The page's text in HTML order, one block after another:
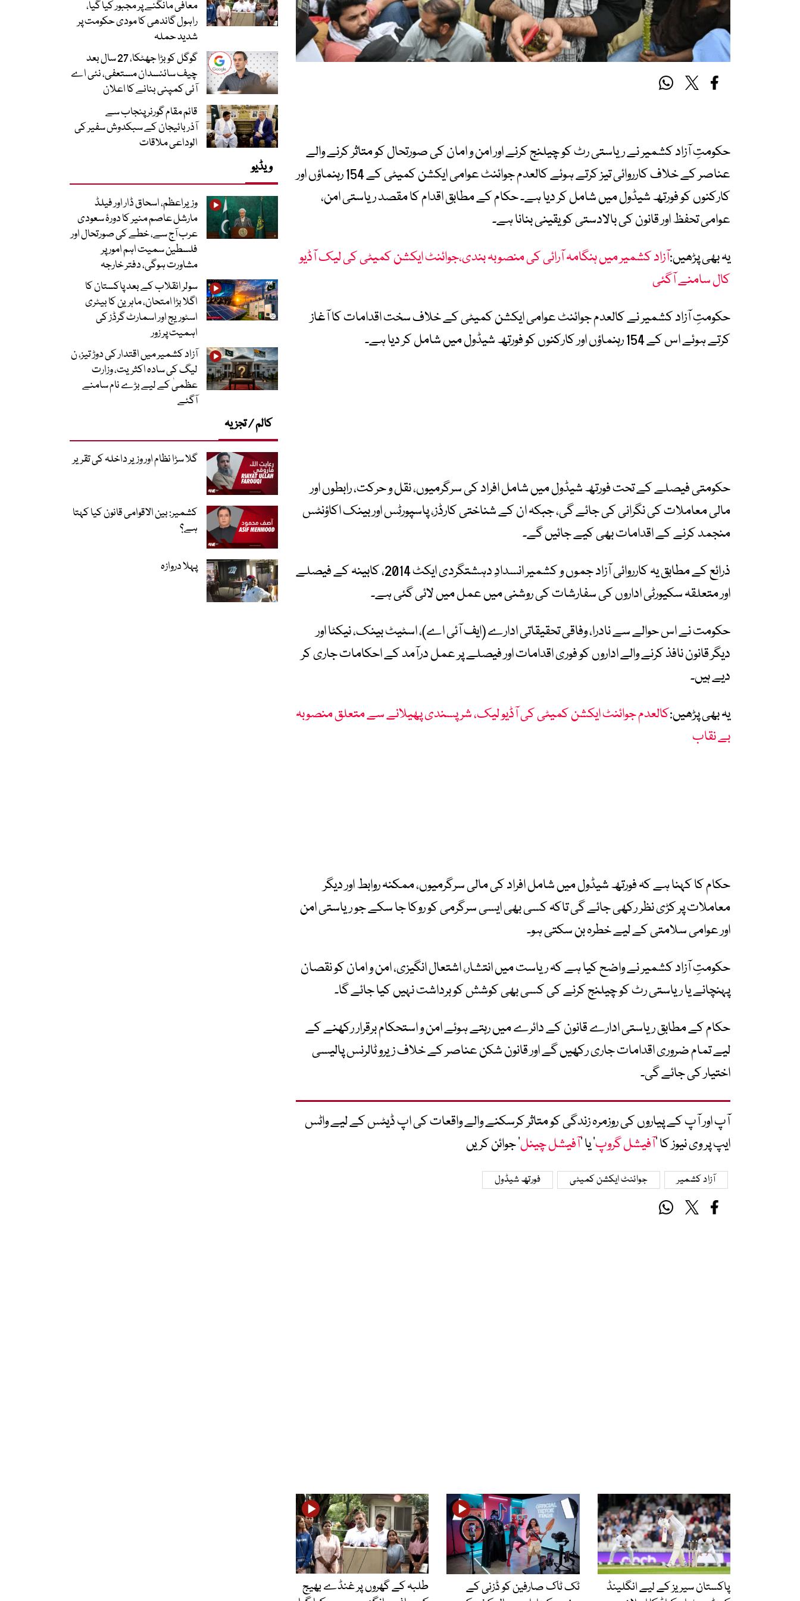
حکومتِ آزاد کشمیر نے ریاستی رٹ کو چیلنج کرنے اور امن و امان کی صورتحال کو متاثر کرنے والے
عناصر کے خلاف کارروائی تیز کرتے ہوئے کالعدم جوائنٹ عوامی ایکشن کمیٹی کے 154 رہنماؤں اور
کارکنوں کو فورتھ شیڈول میں شامل کر دیا ہے۔ حکام کے مطابق اقدام کا مقصد ریاستی امن،
عوامی تحفظ اور قانون کی بالادستی کو یقینی بنانا ہے۔
یہ بھی پڑھیں:آزاد کشمیر میں ہنگامہ آرائی کی منصوبہ بندی،جوائنٹ ایکشن کمیٹی کی لیک آڈیو
کال سامنے آگئی
حکومتِ آزاد کشمیر نے کالعدم جوائنٹ عوامی ایکشن کمیٹی کے خلاف سخت اقدامات کا آغاز
کرتے ہوئے اس کے 154 رہنماؤں اور کارکنوں کو فورتھ شیڈول میں شامل کر دیا ہے۔
حکومتی فیصلے کے تحت فورتھ شیڈول میں شامل افراد کی سرگرمیوں، نقل و حرکت، رابطوں اور
مالی معاملات کی نگرانی کی جائے گی، جبکہ ان کے شناختی کارڈز، پاسپورٹس اور بینک اکاؤنٹس
منجمد کرنے کے اقدامات بھی کیے جائیں گے۔
ذرائع کے مطابق یہ کارروائی آزاد جموں و کشمیر انسدادِ دہشتگردی ایکٹ 2014، کابینہ کے فیصلے
اور متعلقہ سکیورٹی اداروں کی سفارشات کی روشنی میں عمل میں لائی گئی ہے۔
حکومت نے اس حوالے سے نادرا، وفاقی تحقیقاتی ادارے (ایف آئی اے)، اسٹیٹ بینک، نیکٹا اور
دیگر قانون نافذ کرنے والے اداروں کو فوری اقدامات اور فیصلے پر عمل درآمد کے احکامات جاری کر
دیے ہیں۔
یہ بھی پڑھیں:کالعدم جوائنٹ ایکشن کمیٹی کی آڈیو لیک، شرپسندی پھیلانے سے متعلق منصوبہ
بے نقاب
حکام کا کہنا ہے کہ فورتھ شیڈول میں شامل افراد کی مالی سرگرمیوں، ممکنہ روابط اور دیگر
معاملات پر کڑی نظر رکھی جائے گی تاکہ کسی بھی ایسی سرگرمی کو روکا جا سکے جو ریاستی امن
اور عوامی سلامتی کے لیے خطرہ بن سکتی ہو۔
حکومتِ آزاد کشمیر نے واضح کیا ہے کہ ریاست میں انتشار، اشتعال انگیزی، امن و امان کو نقصان
پہنچانے یا ریاستی رٹ کو چیلنج کرنے کی کسی بھی کوشش کو برداشت نہیں کیا جائے گا۔
حکام کے مطابق ریاستی ادارے قانون کے دائرے میں رہتے ہوئے امن و استحکام برقرار رکھنے کے
لیے تمام ضروری اقدامات جاری رکھیں گے اور قانون شکن عناصر کے خلاف زیرو ٹالرنس پالیسی
اختیار کی جائے گی۔
آپ اور آپ کے پیاروں کی روزمرہ زندگی کو متاثر کرسکنے والے واقعات کی اپ ڈیٹس کے لیے واٹس
ایپ پر وی نیوز کا ’آفیشل گروپ‘ یا ’آفیشل چینل‘ جوائن کریں
آزاد کشمیر جوائنٹ ایکشن کمیٹی فورتھ شیڈول
پاکستان سیریز کے لیے انگلینڈ
ٹک ٹاک صارفین کو ڈزنی کے
طلبہ کے گھروں پر غنڈے بھیج
معافی مانگنے پر مجبور کیا گیا،
راہول گاندھی کا مودی حکومت پر
شدید حملہ
گوگل کو بڑا جھٹکا، 27 سال بعد
چیف سائنسدان مستعفی، نئی اے
آئی کمپنی بنانے کا اعلان
قائم مقام گورنر پنجاب سے
آذربائیجان کے سبکدوش سفیر کی
الوداعی ملاقات
ویڈیو
وزیراعظم، اسحاق ڈار اور فیلڈ
مارشل عاصم منیر کا دورۂ سعودی
عرب آج سے، خطے کی صورتحال اور
فلسطین سمیت اہم امور پر
مشاورت ہوگی، دفتر خارجہ
سولر انقلاب کے بعد پاکستان کا
اگلا بڑا امتحان، ماہرین کا بیٹری
اسٹوریج اور اسمارٹ گرڈز کی
اہمیت پر زور
آزاد کشمیر میں اقتدار کی دوڑ تیز، ن
لیگ کی سادہ اکثریت، وزارت
عظمیٰ کے لیے بڑے نام سامنے
آگئے
کالم / تجزیہ
گلا سڑا نظام اور وزیر داخلہ کی تقریر
کشمیر: بین الاقوامی قانون کیا کہتا
ہے؟
پہلا دروازہ